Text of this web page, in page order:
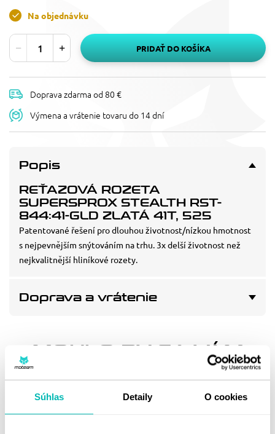
Súhlas Detaily O cookies
Na objednávku
PRIDAŤ DO KOŠÍKA
Doprava zdarma od 80 €
Výmena a vrátenie tovaru do 14 dní
Popis
REŤAZOVÁ ROZETA
SUPERSPROX STEALTH RST-
844:41-GLD ZLATÁ 41T, 525
Patentované řešení pro dlouhou životnost/nízkou hmotnost
s nejpevnějším snýtováním na trhu. 3x delší životnost než
nejkvalitnější hliníkové rozety.
Doprava a vrátenie
MOHLO BY SA VÁM